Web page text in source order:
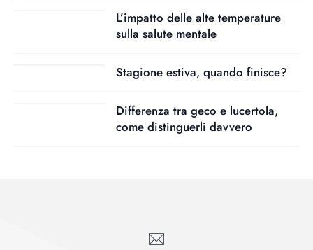
L’impatto delle alte temperature
sulla salute mentale
Stagione estiva, quando finisce?
Differenza tra geco e lucertola,
come distinguerli davvero